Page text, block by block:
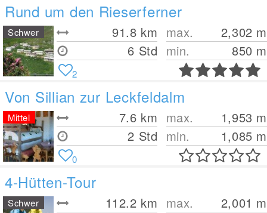
Rund um den Rieserferner
91.8 km
6 Std
max. 2,302 m
min.
850 m
Schwer
2
Von Sillian zur Leckfeldalm
7.6 km
2 Std
max. 1,953 m
min.
1,085 m
Mittel
0
4-Hütten-Tour
112.2 km max. 2,001 m
Schwer